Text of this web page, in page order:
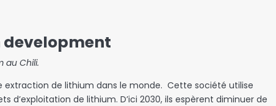
development
au Chili.
extraction de lithium dans le monde. Cette société utilise
d’exploitation de lithium. D’ici 2030, ils espèrent diminuer de